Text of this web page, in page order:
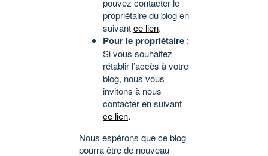
pouvez contacter le
propriétaire du blog en
suivantce lien.
Pour le propriétaire :
Si vous souhaitez
rétablir l’accès à votre
blog, nous vous
invitons à nous
contacter en suivant
ce lien.
Nous espérons que ce blog
pourra être de nouveau